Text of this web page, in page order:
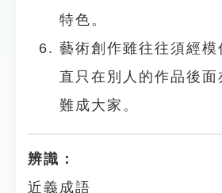
特色。
藝術創作雖往往須經模
直只在別人的作品後
難成大家。
辨識：
近義成語